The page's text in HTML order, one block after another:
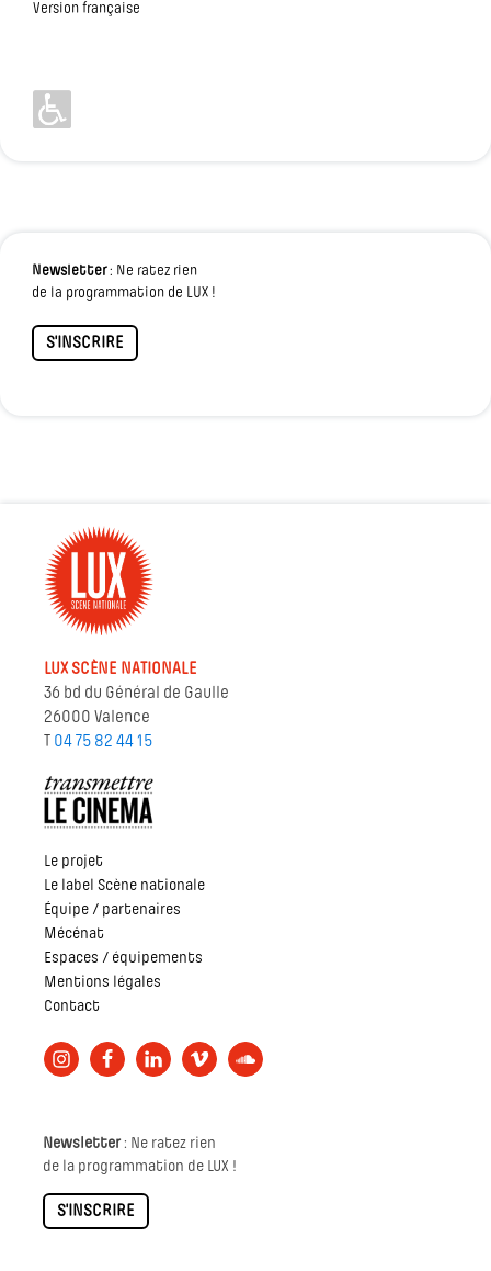
Version française
Newsletter: Ne ratez rien
de la programmation de LUX !
S'INSCRIRE
LUX SCÈNE NATIONALE
36 bd du Général de Gaulle
26000 Valence
T 04 75 82 44 15
Le projet
Le label Scène nationale
Équipe / partenaires
Mécénat
Espaces / équipements
Mentions légales
Contact
Newsletter: Ne ratez rien
de la programmation de LUX !
S'INSCRIRE